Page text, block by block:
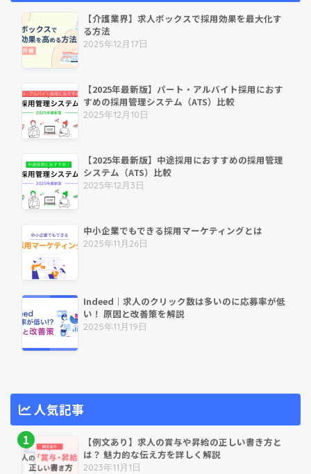
【介護業界】求人ボックスで採用効果を最大化す
る方法
2025年12月17日
【2025年最新版】パート・アルバイト採用におす
すめの採用管理システム（ATS）比較
2025年12月10日
【2025年最新版】中途採用におすすめの採用管理
システム（ATS）比較
2025年12月3日
中小企業でもできる採用マーケティングとは
2025年11月26日
Indeed｜求人のクリック数は多いのに応募率が低
い！ 原因と改善策を解説
2025年11月19日
人気記事
【例文あり】求人の賞与や昇給の正しい書き方と
は？ 魅力的な伝え方を詳しく解説
2023年11月1日